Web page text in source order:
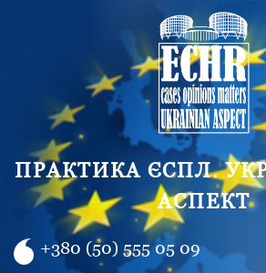
ПРАКТИКА ЄСПЛ.
АСПЕКТ
+380 (50) 555 05 09